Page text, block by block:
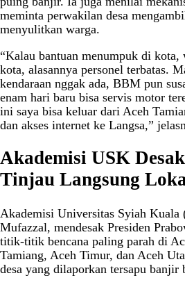
meminta perwakilan desa
menyulitkan warga.
“Kalau bantuan menumpuk di
kota, alasannya personel terbatas.
kendaraan nggak ada, BBM pun
enam hari baru bisa servis motor
ini saya bisa keluar dari Aceh
dan akses internet ke Langsa,”
Akademisi USK
Tinjau Langsung
Akademisi Universitas Syiah Kuala
Mufazzal, mendesak Presiden
titik-titik bencana paling parah di
Tamiang, Aceh Timur, dan Aceh
desa yang dilaporkan tersapu banjir